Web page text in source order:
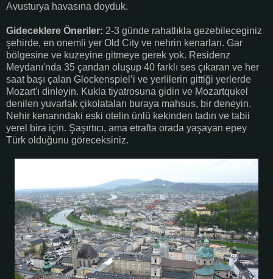
Avusturya havasına doyduk.
Gideceklere Öneriler: 2-3 günde rahatlıkla gezebileceginiz
şehirde, en onemli yer Old City ve nehrin kenarları. Gar
bölgesine ve kuzeyine gitmeye gerek yok. Residenz
Meydanı'nda 35 çandan oluşup 40 farklı ses çıkaran ve her
saat başı çalan Glockenspiel’i ve yerlilerin gittiği yerlerde
Mozart'ı dinleyin. Kukla tiyatrosuna gidin ve Mozartqukel
denilen yuvarlak çikolataları buraya mahsus, bir deneyin.
Nehir kenarındaki eski otelin ünlü kekinden tadın ve tabii
yerel bira için. Şaşırtıcı, ama etrafta orada yaşayan epey
Türk olduğunu göreceksiniz.